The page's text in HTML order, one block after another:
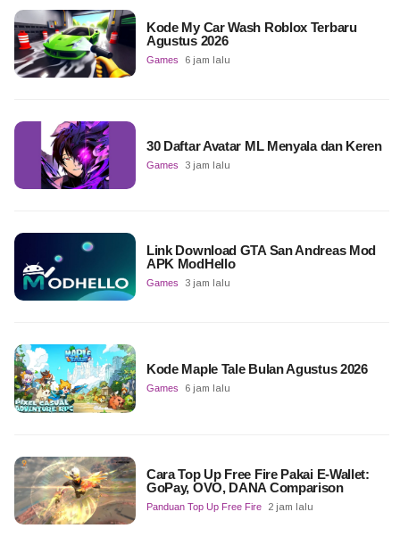
Kode My Car Wash Roblox Terbaru
Agustus 2026
Games 6 jam lalu
30 Daftar Avatar ML Menyala dan Keren
Games 3 jam lalu
Link Download GTA San Andreas Mod
APK ModHello
Games 3 jam lalu
Kode Maple Tale Bulan Agustus 2026
Games 6 jam lalu
Cara Top Up Free Fire Pakai E-Wallet:
GoPay, OVO, DANA Comparison
Panduan Top Up Free Fire 2 jam lalu